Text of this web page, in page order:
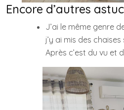
Encore d’autres
J’ai le même genre
j’y ai mis des
Après c’est du vu et